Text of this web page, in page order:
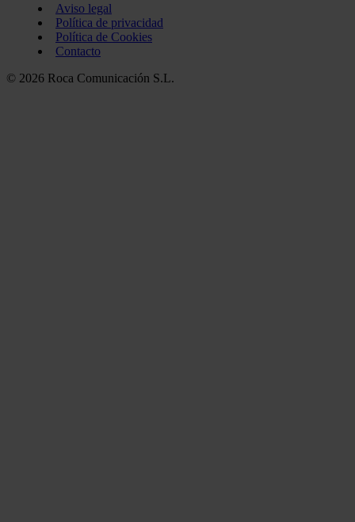
Aviso legal
Política de privacidad
Política de Cookies
Contacto
© 2026 Roca Comunicación S.L.